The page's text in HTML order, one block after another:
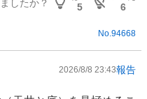
したか？ 5
6
No.94668
2026/8/8 23:43報告